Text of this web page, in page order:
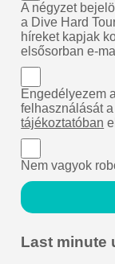
A négyzet
a Dive Hard
híreket kapjak
elsősorban e-
Engedélyezem
felhasználását
tájékoztatóban
Nem vagyok
Last minute